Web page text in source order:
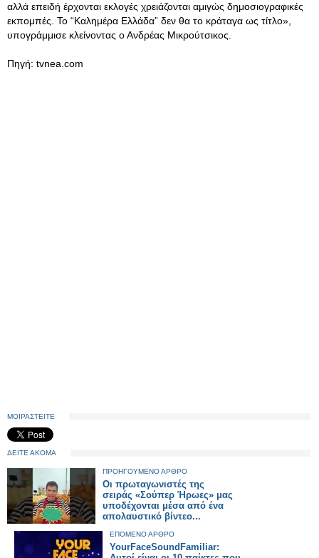
αλλά επειδή έρχονται εκλογές χρειάζονται αμιγώς δημοσιογραφικές
εκπομπές. Το “Καλημέρα Ελλάδα” δεν θα το κράταγα ως τίτλο»,
υπογράμμισε κλείνοντας ο Ανδρέας Μικρούτσικος.
Πηγή: tvnea.com
ΜΟΙΡΑΣΤΕΙΤΕ
ΔΕΙΤΕ ΑΚΟΜΑ
ΠΡΟΗΓΟΥΜΕΝΟ ΑΡΘΡΟ
Οι πρωταγωνιστές της
σειράς «Σούπερ Ήρωες» μας
υποδέχονται μέσα από ένα
απολαυστικό βίντεο...
ΕΠΟΜΕΝΟ ΑΡΘΡΟ
YourFaceSoundFamiliar: